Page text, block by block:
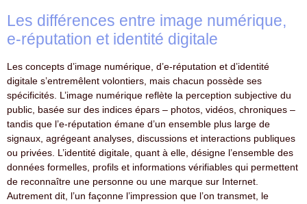
Les différences entre image numérique,
e-réputation et identité digitale
Les concepts d’image numérique, d’e-réputation et d’identité
digitale s’entremêlent volontiers, mais chacun possède ses
spécificités. L’image numérique reflète la perception subjective du
public, basée sur des indices épars – photos, vidéos, chroniques –
tandis que l’e-réputation émane d’un ensemble plus large de
signaux, agrégeant analyses, discussions et interactions publiques
ou privées. L’identité digitale, quant à elle, désigne l’ensemble des
données formelles, profils et informations vérifiables qui permettent
de reconnaître une personne ou une marque sur Internet.
Autrement dit, l’un façonne l’impression que l’on transmet, le